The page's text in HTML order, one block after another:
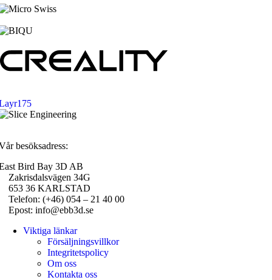
besöksadress:
Bird Bay 3D AB
34G
36 KARLSTAD
(+46) 054 – 21 40 00
info@ebb3d.se
Viktiga länkar
Försäljningsvillkor
Integritetspolicy
Om oss
Kontakta oss